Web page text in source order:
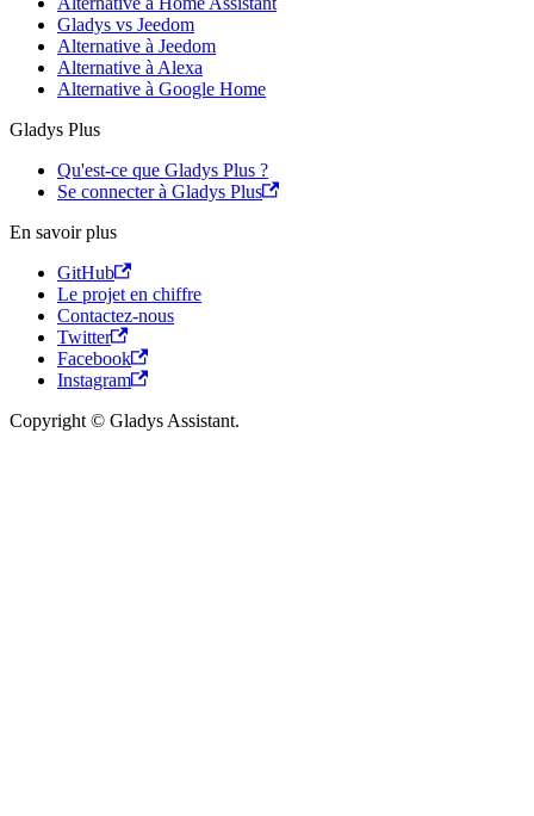
Gladys vs Jeedom
Alternative à Jeedom
Alternative à Alexa
Alternative à Google Home
Gladys Plus
Qu'est-ce que Gladys Plus ?
Se connecter à Gladys Plus
En savoir plus
GitHub
Le projet en chiffre
Contactez-nous
Twitter
Facebook
Instagram
Copyright © Gladys Assistant.